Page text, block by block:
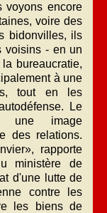
voyons encore
voire des
bidonvilles, ils
voisins - en un
bureaucratie,
à une
tout en les
Le
une image
des relations.
rapporte
ministère de
d'une lutte de
contre les
les biens de